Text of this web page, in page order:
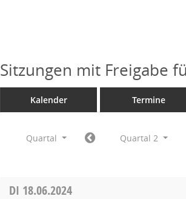
Sitzungen mit Freigabe
Kalender Termine
Quartal Quartal 2
DI 18.06.2024